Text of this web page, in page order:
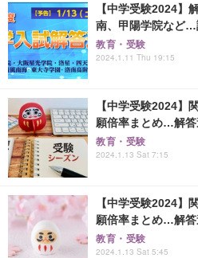
【中学受験2024】
南、甲陽学院など…
教育・受験
2024.1.11 Thu 19:15
【中学受験2024】
願倍率まとめ…解答
教育・受験
2024.1.13 Sat 7:15
【中学受験2024】
願倍率まとめ…解答
教育・受験
2024.1.13 Sat 5:45